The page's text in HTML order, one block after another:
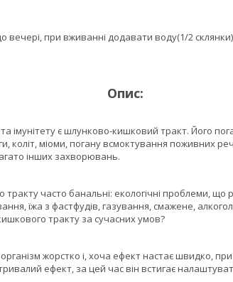
при вживанні додавати воду(1/2
Опис:
імунітету є шлунково-кишковий тракт. Його
коліт, міоми, погану всмоктування поживних
інших захворювань.
часто банальні: екологічні проблеми, що
їжа з фастфудів, газування, смажене,
тракту за сучасних умов?
жорстко і, хоча ефект настає швидко, при
ефект, за цей час він встигає